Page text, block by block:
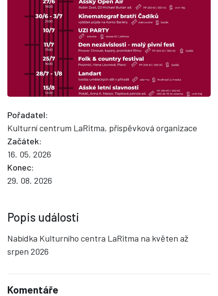
Pořadatel:
Kulturní centrum LaRitma, příspěvková organizace
Začátek:
16. 05. 2026
Konec:
29. 08. 2026
Popis události
Nabídka Kulturního centra LaRitma na květen až
srpen 2026
Komentáře